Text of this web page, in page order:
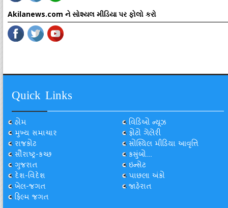
Akilanews.com ને સોશ્યલ મીડિયા પર ફોલો કરો
Quick Links
હોમ
મુખ્ય સમાચાર
રાજકોટ
સૌરાષ્ટ્ર-કચ્છ
ગુજરાત
દેશ-વિદેશ
ખેલ-જગત
ફિલ્મ જગત
વિડિઓ ન્યૂઝ
ફોટો ગેલેરી
સોશ્યિલ મીડિયા આવૃત્તિ
કસુંબો...
ઇન્સેટ
પાછલા અંકો
જાહેરાત